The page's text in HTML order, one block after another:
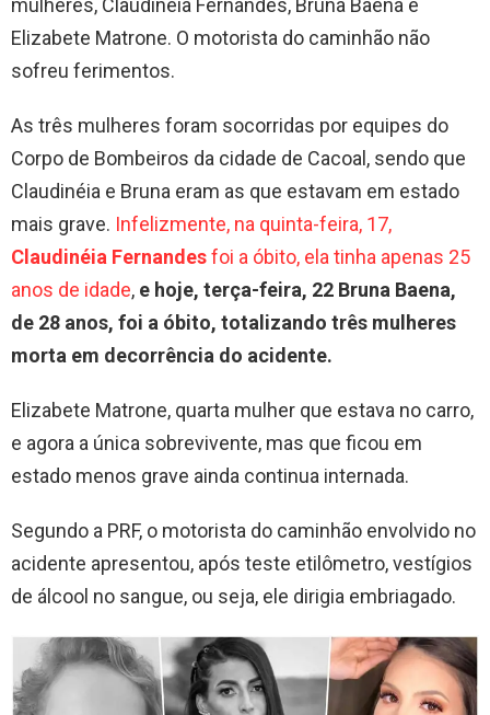
mulheres, Claudinéia Fernandes, Bruna Baena e
Elizabete Matrone. O motorista do caminhão não
sofreu ferimentos.
As três mulheres foram socorridas por equipes do
Corpo de Bombeiros da cidade de Cacoal, sendo que
Claudinéia e Bruna eram as que estavam em estado
mais grave. Infelizmente, na quinta-feira, 17,
Claudinéia Fernandesfoi a óbito, ela tinha apenas 25
anos de idade, e hoje, terça-feira, 22 Bruna Baena,
de 28 anos, foi a óbito, totalizando três mulheres
morta em decorrência do acidente.
Elizabete Matrone, quarta mulher que estava no carro,
e agora a única sobrevivente, mas que ficou em
estado menos grave ainda continua internada.
Segundo a PRF, o motorista do caminhão envolvido no
acidente apresentou, após teste etilômetro, vestígios
de álcool no sangue, ou seja, ele dirigia embriagado.